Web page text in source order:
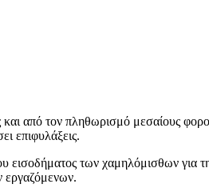
και από τον πληθωρισμό μεσαίους
επιφυλάξεις.
των χαμηλόμισθων για
εργαζόμενων.